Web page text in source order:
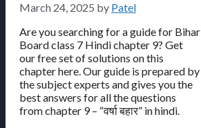
March 24, 2025 by Patel
Are you searching for a guide for Bihar
Board class 7 Hindi chapter 9? Get
our free set of solutions on this
chapter here. Our guide is prepared by
the subject experts and gives you the
best answers for all the questions
from chapter 9 – “वर्षा बहार” in hindi.